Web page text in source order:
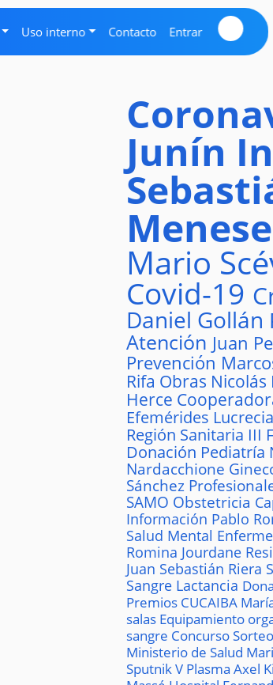
Uso interno Contacto Entrar
Junín
Mario
Covid-19
Daniel Gollán
Atención Juan
Prevención
Rifa Obras Nicolás
Herce
Efemérides
Región Sanitaria III
Donación Pediatría
Nardacchione
Sánchez
SAMO Obstetricia
Información Pablo
Salud Mental
Romina Jourdane
Juan Sebastián Riera
Sangre Lactancia
Premios CUCAIBA
salas Equipamiento
sangre ConcursoSorteo
Ministerio de Salud
Sputnik V Plasma Axel